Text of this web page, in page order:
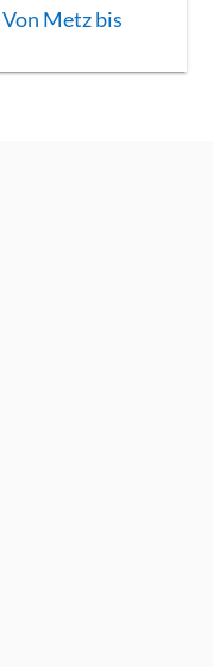
Metz bis